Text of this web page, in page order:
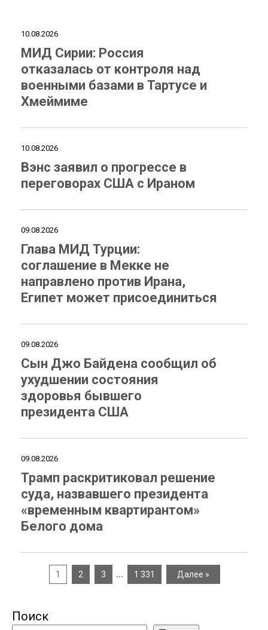
10.08.2026
МИД Сирии: Россия
отказалась от контроля над
военными базами в Тартусе и
Хмеймиме
10.08.2026
Вэнс заявил о прогрессе в
переговорах США с Ираном
09.08.2026
Глава МИД Турции:
соглашение в Мекке не
направлено против Ирана,
Египет может присоединиться
09.08.2026
Сын Джо Байдена сообщил об
ухудшении состояния
здоровья бывшего
президента США
09.08.2026
Трамп раскритиковал решение
суда, назвавшего президента
«временным квартирантом»
Белого дома
1 2 3 … 1 331 Далее »
Поиск